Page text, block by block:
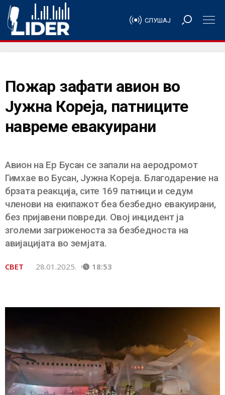
СЛУШАЈ
Пожар зафати авион во
Јужна Кореја, патниците
навреме евакуирани
Авион на Ер Бусан се запали на аеродромот
Гимхае во Бусан, Јужна Кореја. Благодарение на
брзата реакција, сите 169 патници и седум
членови на екипажот беа безбедно евакуирани,
без пријавени повреди. Овој инцидент ја
зголеми загриженоста за безбедноста на
авијацијата во земјата.
СВЕТ 28.01.2025. 18:53